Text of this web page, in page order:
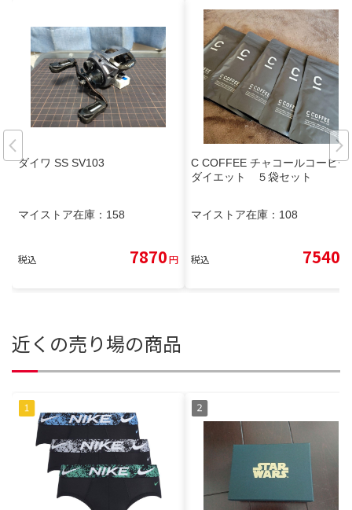
ダイワ SS SV103
マイストア在庫： 158
税込 7870円
C COFFEE チャコールコーヒー
ダイエット ５袋セット
マイストア在庫： 108
税込 7540
近くの売り場の商品